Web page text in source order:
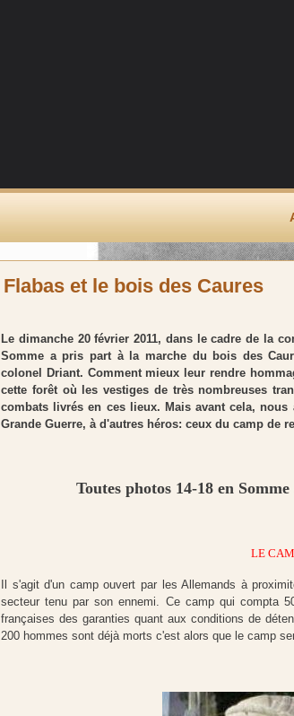
Flabas et le bois des Caures
Le dimanche 20 février 2011, dans le cadre de la
Somme a pris part à la marche du bois des
colonel Driant. Comment mieux leur rendre
cette forêt où les vestiges de très nombreuses
combats livrés en ces lieux. Mais avant cela,
Grande Guerre, à d'autres héros: ceux du camp de
Toutes photos 14-18 en
LE
Il s'agit d'un camp ouvert par les Allemands à
secteur tenu par son ennemi. Ce camp qui compta
françaises des garanties quant aux conditions de
200 hommes sont déjà morts c'est alors que le camp